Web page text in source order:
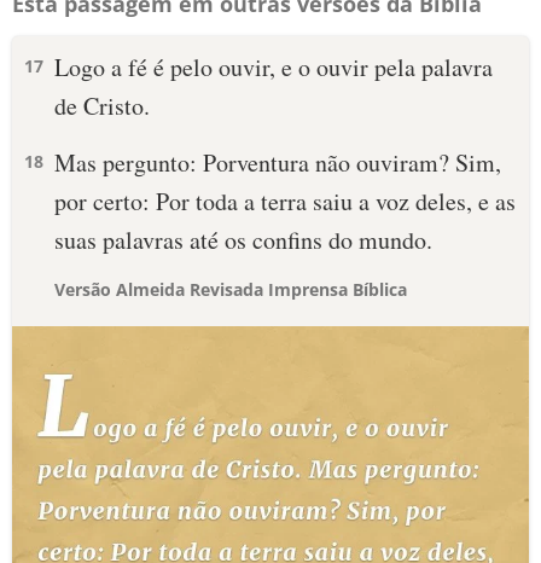
17 Logo a fé é pelo ouvir, e o ouvir pela palavra
de Cristo.
18 Mas pergunto: Porventura não ouviram? Sim,
por certo: Por toda a terra saiu a voz deles, e as
suas palavras até os confins do mundo.
Versão Almeida Revisada Imprensa Bíblica